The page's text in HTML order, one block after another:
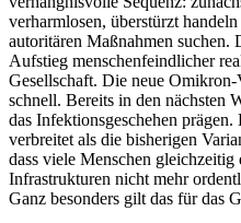
verharmlosen, überstürzt
autoritären Maßnahmen suchen.
Aufstieg menschenfeindlicher
Gesellschaft. Die neue Omikron-
schnell. Bereits in den nächsten
das Infektionsgeschehen
verbreitet als die bisherigen
dass viele Menschen
Infrastrukturen nicht mehr
Ganz besonders gilt das für das